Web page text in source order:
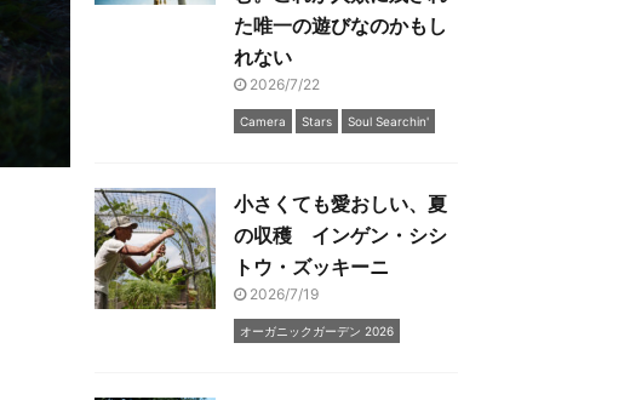
た唯一の遊びなのかもし
れない
2026/7/22
Camera Stars Soul Searchin'
小さくても愛おしい、夏
の収穫 インゲン・シシ
トウ・ズッキーニ
2026/7/19
オーガニックガーデン 2026